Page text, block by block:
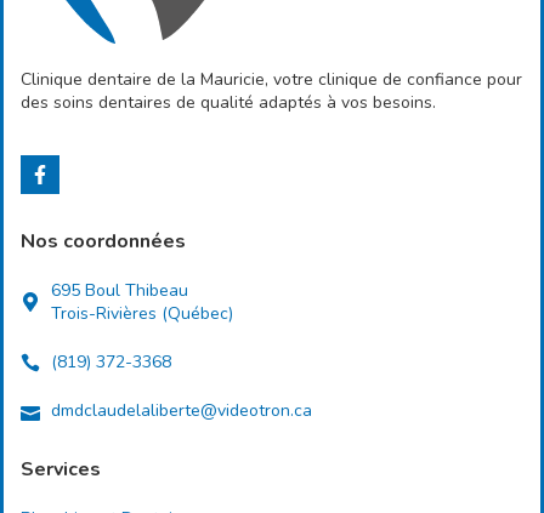
Clinique dentaire de la Mauricie, votre clinique de confiance pour
des soins dentaires de qualité adaptés à vos besoins.
Nos coordonnées
695 Boul Thibeau
Trois-Rivières (Québec)
(819) 372-3368
dmdclaudelaliberte@videotron.ca
Services